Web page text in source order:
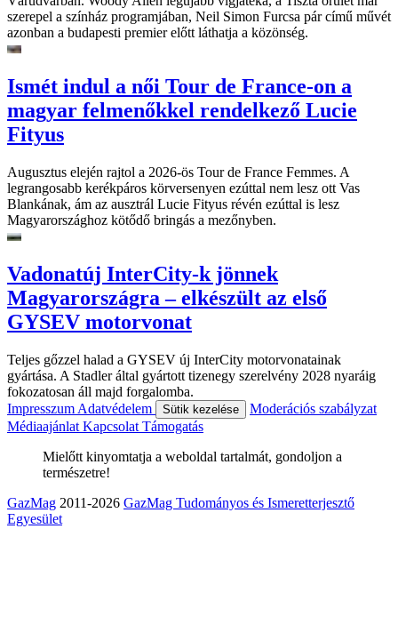
szerepel a színház programjában, Neil Simon Furcsa pár című művét
azonban a budapesti premier előtt láthatja a közönség.
Ismét indul a női Tour de France-on a
magyar felmenőkkel rendelkező Lucie
Fityus
Augusztus elején rajtol a 2026-ös Tour de France Femmes. A
legrangosabb kerékpáros körversenyen ezúttal nem lesz ott Vas
Blankának, ám az ausztrál Lucie Fityus révén ezúttal is lesz
Magyarországhoz kötődő bringás a mezőnyben.
Vadonatúj InterCity-k jönnek
Magyarországra – elkészült az első
GYSEV motorvonat
Teljes gőzzel halad a GYSEV új InterCity motorvonatainak
gyártása. A Stadler által gyártott tizenegy szerelvény 2028 nyaráig
fokozatosan áll majd forgalomba.
Impresszum Adatvédelem Sütik kezelése
Moderációs szabályzat
Médiaajánlat Kapcsolat Támogatás
Mielőtt kinyomtatja a weboldal tartalmát, gondoljon a
természetre!
GazMag 2011-2026 GazMag Tudományos és Ismeretterjesztő
Egyesület